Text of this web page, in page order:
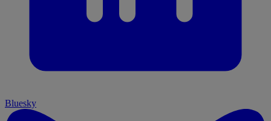
Bluesky